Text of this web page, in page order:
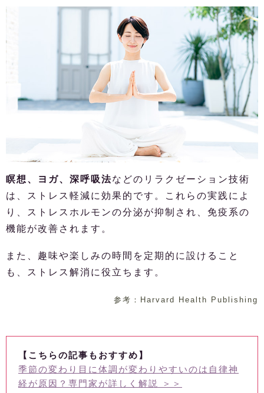
瞑想、ヨガ、深呼吸法などのリラクゼーション技術
は、ストレス軽減に効果的です。これらの実践によ
り、ストレスホルモンの分泌が抑制され、免疫系の
機能が改善されます。
また、趣味や楽しみの時間を定期的に設けること
も、ストレス解消に役立ちます。
参考：Harvard Health Publishing
【こちらの記事もおすすめ】
季節の変わり目に体調が変わりやすいのは自律神
経が原因？専門家が詳しく解説 ＞＞